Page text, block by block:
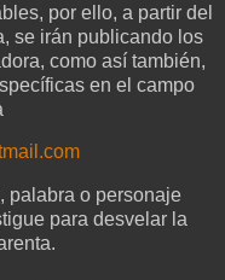
por ello, a partir del
se irán publicando los
como así también,
en el campo
palabra o personaje
para desvelar la